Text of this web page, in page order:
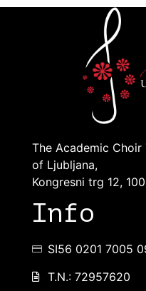
The Academic
of Ljubljana,
Kongresni trg 12,
Info
SI56 0201 7005
T.N.: 72957620